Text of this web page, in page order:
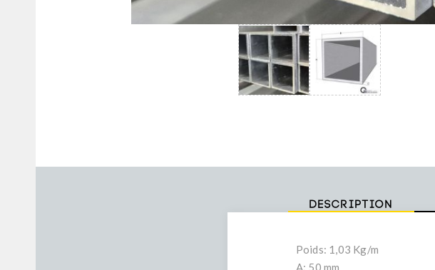
Description
Poids: 1,03 Kg/m
A: 50 mm